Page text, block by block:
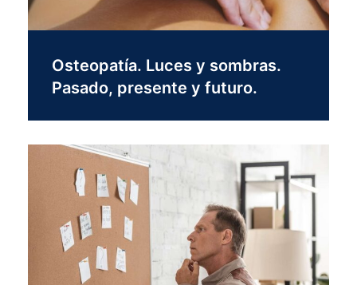
Osteopatía. Luces y sombras.
Pasado, presente y futuro.